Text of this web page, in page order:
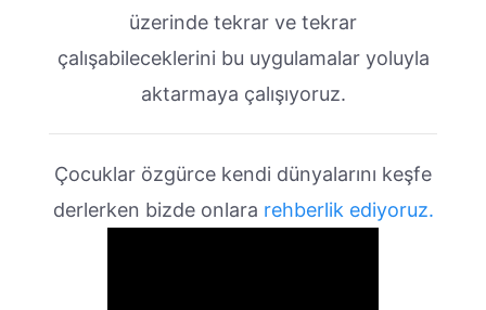
üzerinde tekrar ve tekrar
çalışabileceklerini bu uygulamalar yoluyla
aktarmaya çalışıyoruz.
Çocuklar özgürce kendi dünyalarını keşfe
derlerken bizde onlara rehberlik ediyoruz.